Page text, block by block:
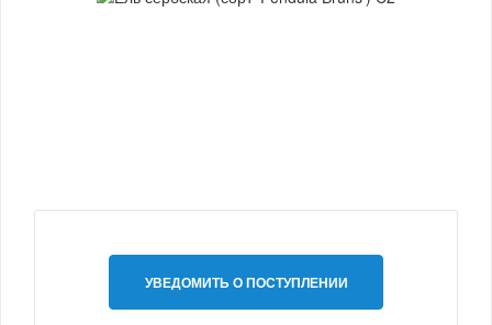
УВЕДОМИТЬ О ПОСТУПЛЕНИИ